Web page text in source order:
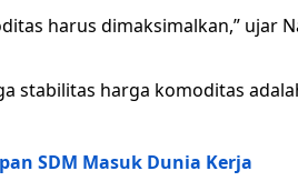
harus dimaksimalkan,” ujar
stabilitas harga komoditas
SDM Masuk Dunia Kerja